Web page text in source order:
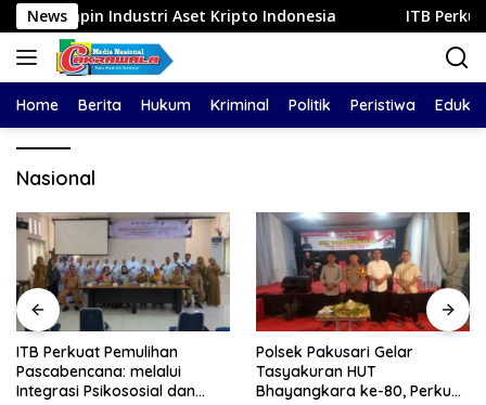
Langsung
ke
konten
NewsAset Kripto Indonesia ITB Perkuat Pemulihan
Home Berita Hukum Kriminal Politik Peristiwa
Nasional
ITB Perkuat Pemulihan
Pascabencana: melalui
Integrasi Psikososial dan
Polsek Pakusari Gelar
Tasyakuran HUT
Bhayangkara ke-80, Perkuat